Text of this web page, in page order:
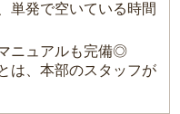
単発で空いている時間
ニュアルも完備◎
は、本部のスタッフが